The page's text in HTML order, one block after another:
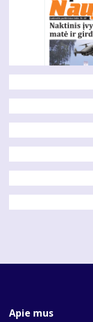
Apie mus